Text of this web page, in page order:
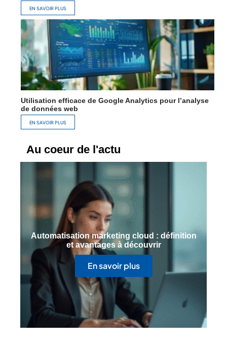
EN SAVOIR PLUS
Utilisation efficace de Google Analytics pour l’analyse
de données web
EN SAVOIR PLUS
Au coeur de l'actu
Automatisation marketing cloud : définition
et avantages à découvrir
En savoir plus